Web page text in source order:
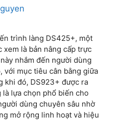
trình làng DS425+, một
xem là bản nâng cấp trực
nhắm đến người dùng
với mục tiêu cân bằng giữa
khi đó, DS923+ được ra
lựa chọn phổ biến cho
dùng chuyên sâu nhờ
mở rộng linh hoạt và hiệu